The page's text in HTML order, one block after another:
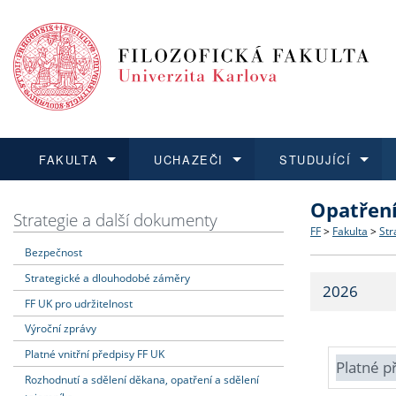
FAKULTA
Dozvědět se více
Struktura
Strategie
Fakultní
UCHAZEČI
Podat přihlášku
Co
Učitelské
STUDUJÍCÍ
Dozvědět se více
Dozvědět se více
O vědě a
Dozvědět se více
Aktuální
Strategie a další dokumenty
Bezpečnost
Strategické a dlouhodobé záměry
FF UK pro udržitelnost
Výroční zprávy
Platné vnitřní předpisy FF UK
Rozhodnutí a sdělení děkana, opatření a sdělení
FF > Fakulta >
2026
Platné